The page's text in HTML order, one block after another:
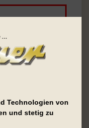
Technologien von
und stetig zu